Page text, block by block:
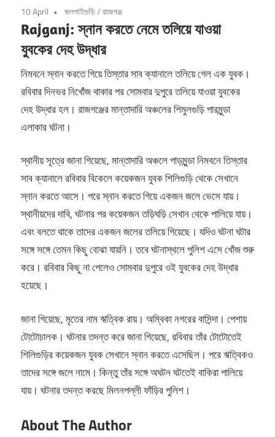
10 April জলপাইগুড়ি/রাজগঞ্জ
Rajganj: স্নান করতে নেমে তলিয়ে যাওয়া
যুবকের দেহ উদ্ধার
নিমবনে স্নান করতে গিয়ে তিস্তার সাব ক্যানালে তলিয়ে গেল এক যুবক।
রবিবার দিনভর নিখোঁজ থাকার পর সোমবার দুপুরে তলিয়ে যাওয়া যুবকের
দেহ উদ্ধার হল। রাজগঞ্জের মান্তাদারি অঞ্চলের শিমুলগুড়ি পারমুন্ডা
এলাকার ঘটনা।
স্থানীয় সূত্রে জানা গিয়েছে, মান্তা‌দারি অঞ্চলে পাড়মুন্ডা নিমবনে তিস্তার
সাব ক্যানালে রবিবার বিকেলে কয়েকজন যুবক শিলিগুড়ি থেকে সেখানে
স্নান করতে আসে। পরে স্নান করতে গিয়ে একজন জলে ভেসে যায়।
স্থানীয়দের দাবি, ঘটনার পর কয়েকজন তড়িঘড়ি সেখান থেকে পালিয়ে যায়।
এবং বলতে থাকে তাদের একজন জলের তলিয়ে গিয়েছে। যদিও ঘটনা ঘটার
সঙ্গে সঙ্গে তেমন কিছু বোঝা যায়নি। তবে ঘটনাস্থলে পুলিশ এসে খোঁজ শুরু
করে। রবিবার কিছু না পেলেও সোমবার দুপুরে ওই যুবকের দেহ উদ্ধার
হয়েছে।
জানা গিয়েছে, মৃতের নাম ঋত্বিক রায়। অম্বিকা নগরের বাসিন্দা। পেশায়
টোটোচালক। ঘটনার তদন্ত করে জানা গিয়েছে, রবিবার তাঁর টোটোতেই
শিলিগুড়ির কয়েকজন যুবক সেখানে স্নান করতে এসেছিল। পরে ঋত্বিকও
তাদের সঙ্গে জলে নামে। কিন্তু তাঁর সঙ্গে অঘটন ঘটতেই বাকিরা পালিয়ে
যায়। ঘটনার তদন্ত করছে মিলনপল্লী ফাঁড়ির পুলিশ।
About The Author